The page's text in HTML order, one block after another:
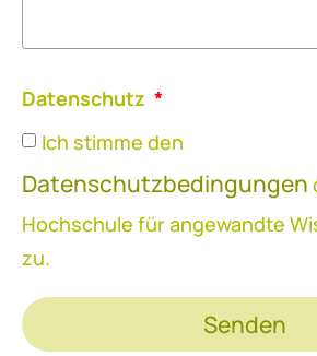
Datenschutz
Ich stimme den
Datenschutzbedingungen
Hochschule für angewandte
zu.
Senden